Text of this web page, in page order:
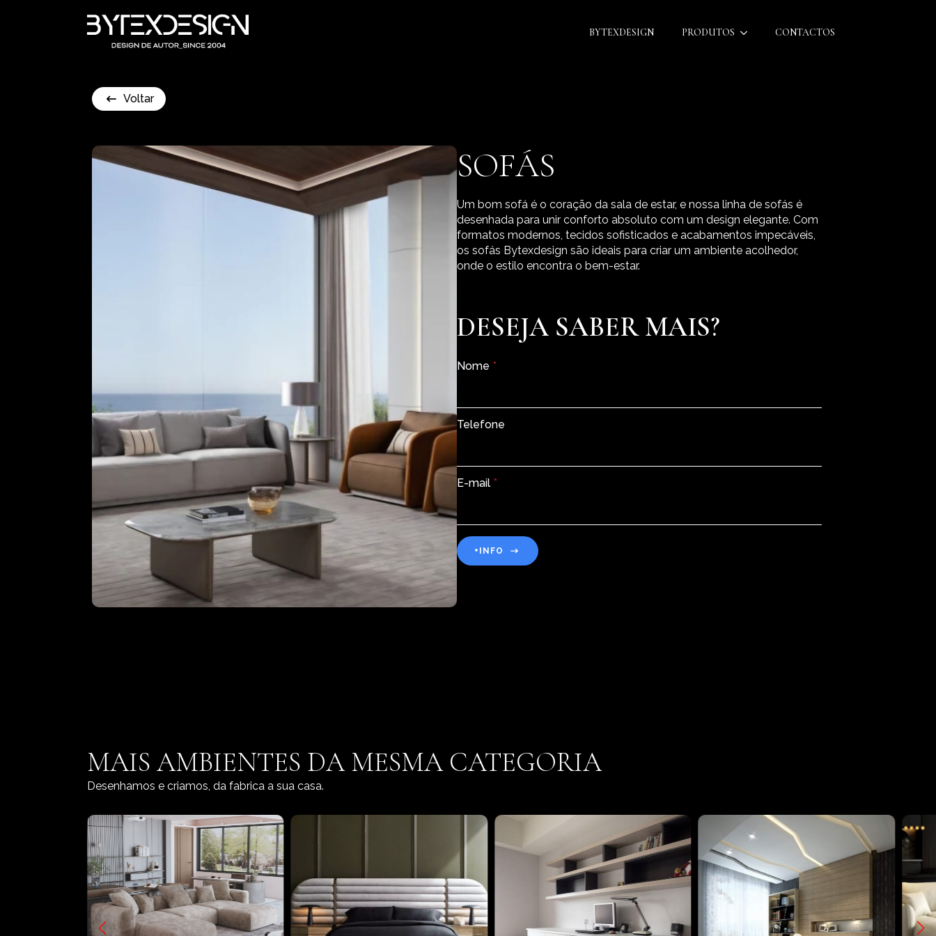
BYTEXDESIGN PRODUTOS CONTACTOS
Voltar
SOFÁS
Um bom sofá é o coração da sala de estar, e nossa linha de sofás é
desenhada para unir conforto absoluto com um design elegante. Com
formatos modernos, tecidos sofisticados e acabamentos impecáveis,
os sofás Bytexdesign são ideais para criar um ambiente acolhedor,
onde o estilo encontra o bem-estar.
DESEJA SABER MAIS?
Nome *
Telefone
E-mail *
+INFO
MAIS AMBIENTES DA MESMA CATEGORIA
Desenhamos e criamos, da fabrica a sua casa.